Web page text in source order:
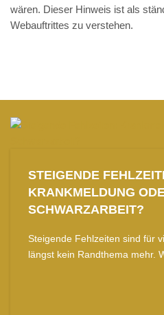
wären. Dieser Hinweis ist als
Webauftrittes zu verstehen.
STEIGENDE
KRANKMELDUNG
SCHWARZARBEIT?
Steigende Fehlzeiten sind für
längst kein Randthema mehr.